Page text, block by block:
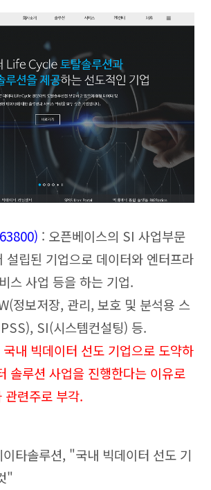
) : 오픈베이스의 SI 사업부문
설립된 기업으로 데이터와 엔터프라
스 사업 등을 하는 기업.
정보저장, 관리, 보호 및 분석용 스
), SI(시스템컨설팅) 등.
내 빅데이터 선도 기업으로 도약하
솔루션 사업을 진행한다는 이유로
관련주로 부각.
타솔루션, "국내 빅데이터 선도 기
"